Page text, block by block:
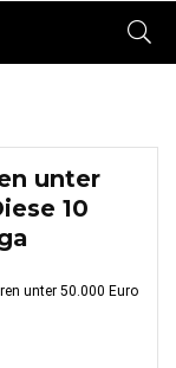
unter
10
unter 50.000 Euro